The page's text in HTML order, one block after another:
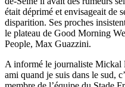
était déprimé et envisageait de
disparition. Ses proches
le plateau de Good Morning
People, Max Guazzini.
A informé le journaliste Mickal
ami quand je suis dans le sud,